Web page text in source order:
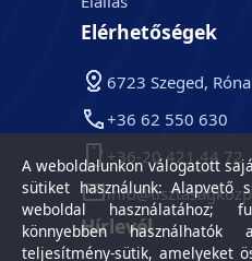
Elérhetőségek
6723 Szeged,
+36 62 550 630
+36-20 421 44 72
Hírlevél
A weboldalunkon válogatott
sütiket használunk: Alapvető
weboldal használatához;
könnyebben használhatók
teljesítmény-sütik, amelyeket